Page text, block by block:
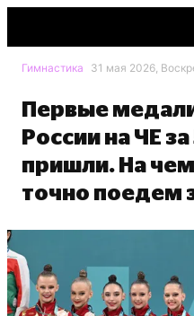
Гимнастика 31 мая 2026,
Первые
России на ЧЕ
пришли. На
точно поедем